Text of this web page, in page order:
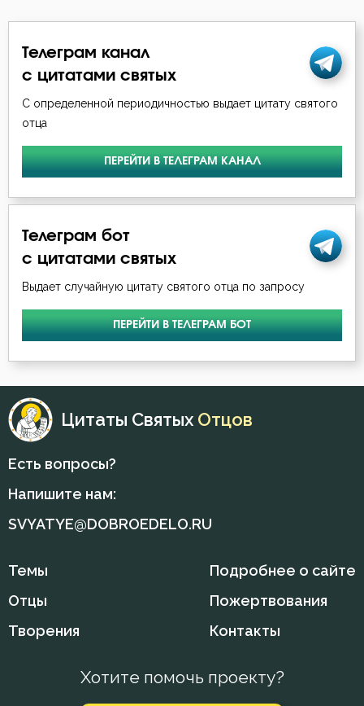
Грех
Добродетель
Друг
Дух Святой
Еда
Естество
Зависть
Заповеди
Знание
Истина
Клятва
Лицемерие
Лев Оптинский (Наголкин)
Макарий Великий
Максим Грек
Марк Подвижник
Никита Стифат
Никодим Святогорец
Николай Сербский
Никон Оптинский (Беляев)
Нил Синайский
Петр Дамаскин
Феодор Студит
Филарет Московский (Дроздов)
Телеграм канал
с цитатами святых
С определенной периодичностью выдает цитату святого
отца
ПЕРЕЙТИ В ТЕЛЕГРАМ КАНАЛ
Телеграм бот
с цитатами святых
Выдает случайную цитату святого отца по запросу
ПЕРЕЙТИ В ТЕЛЕГРАМ БОТ
Цитаты Святых Отцов
Есть вопросы?
Напишите нам:
SVYATYE@DOBROEDELO.RU
Темы
Отцы
Творения
Подробнее о сайте
Пожертвования
Контакты
Хотите помочь проекту?